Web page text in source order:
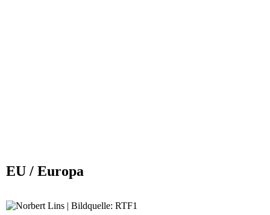
EU / Europa
EU-Abgeordnete begrüßen Schweizer Referendum